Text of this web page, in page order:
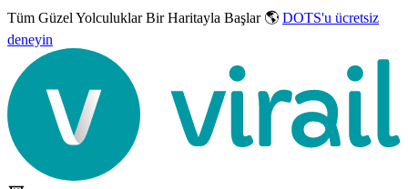
Tüm Güzel YolculuklarBir Haritayla Başlar 🌎 DOTS'u ücretsiz
deneyin